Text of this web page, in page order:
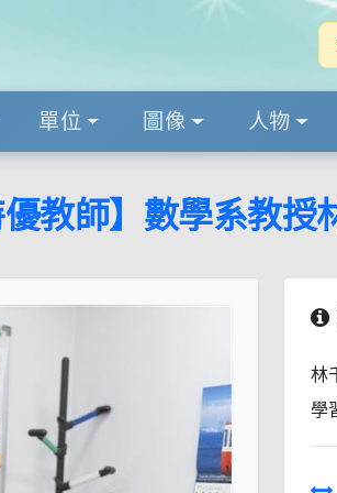
單位 圖像 人物
優教師】數學系教授
林
學